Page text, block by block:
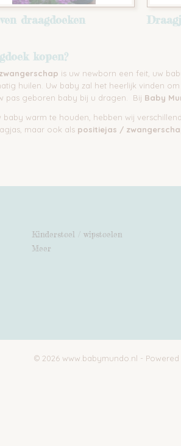
draagdoeken
kopen?
zwangerschap is uw newborn een feit, uw
huilen. Uw baby zal het heerlijk vinden
pas geboren baby bij u dragen. Bij Baby
baby warm te houden, hebben wij
maar ook als positiejas /
Kinderstoel / wipstoelen
Meer
© 2026 www.babymundo.nl -